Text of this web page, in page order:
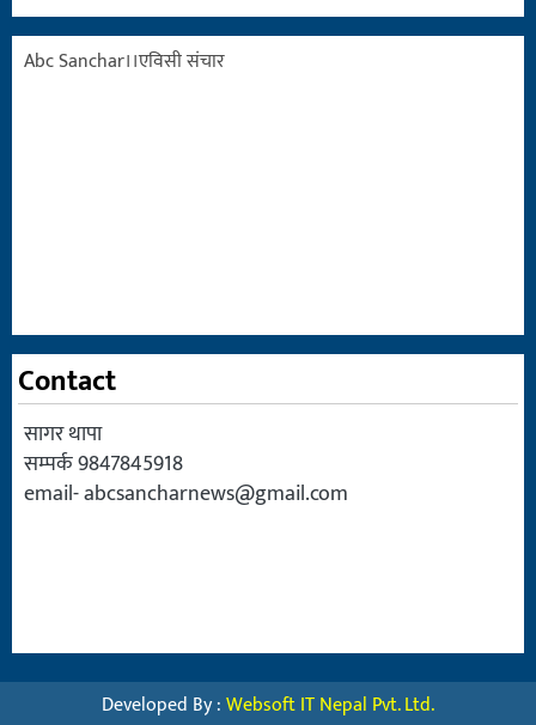
Abc Sanchar।।एविसी संचार
Contact
सागर थापा
सम्पर्क 9847845918
email-abcsancharnews@gmail.com
Developed By :Websoft IT Nepal Pvt. Ltd.